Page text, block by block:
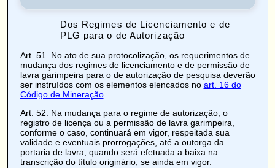
Dos Regimes de Licenciamento e de
PLG para o de Autorização
Art. 51. No ato de sua protocolização, os requerimentos de
mudança dos regimes de licenciamento e de permissão de
lavra garimpeira para o de autorização de pesquisa deverão
ser instruídos com os elementos elencados no art. 16 do
Código de Mineração.
Art. 52. Na mudança para o regime de autorização, o
registro de licença ou a permissão de lavra garimpeira,
conforme o caso, continuará em vigor, respeitada sua
validade e eventuais prorrogações, até a outorga da
portaria de lavra, quando será efetuada a baixa na
transcrição do título originário, se ainda em vigor.